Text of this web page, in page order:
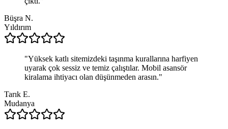
Büşra N.
Yıldırım
"Yüksek katlı sitemizdeki taşınma kurallarına harfiyen
uyarak çok sessiz ve temiz çalıştılar. Mobil asansör
kiralama ihtiyacı olan düşünmeden arasın."
Tarık E.
Mudanya